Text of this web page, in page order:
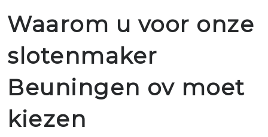
Waarom u voor onze
slotenmaker
Beuningen ov moet
kiezen